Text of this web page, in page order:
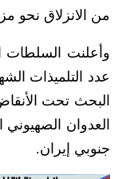
من الانزلاق نحو
وأعلنت السلطات
البحث تحت
العدوان
جنوبي إيران.